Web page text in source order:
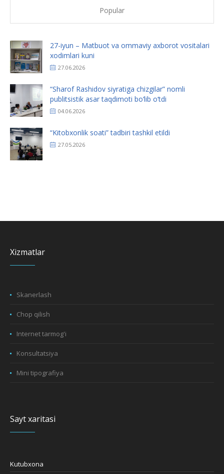
Popular
27-iyun – Matbuot va ommaviy axborot vositalari
xodimlari kuni
27.06.2026
“Sharof Rashidov siyratiga chizgilar” nomli
publitsistik asar taqdimoti bo‘lib o‘tdi
04.06.2026
“Kitobxonlik soati” tadbiri tashkil etildi
27.05.2026
Xizmatlar
Skanerlash
Chop qilish
Internet tarmog'i
Konsultatsiya
Mini tipografiya
Sayt xaritasi
Kutubxona